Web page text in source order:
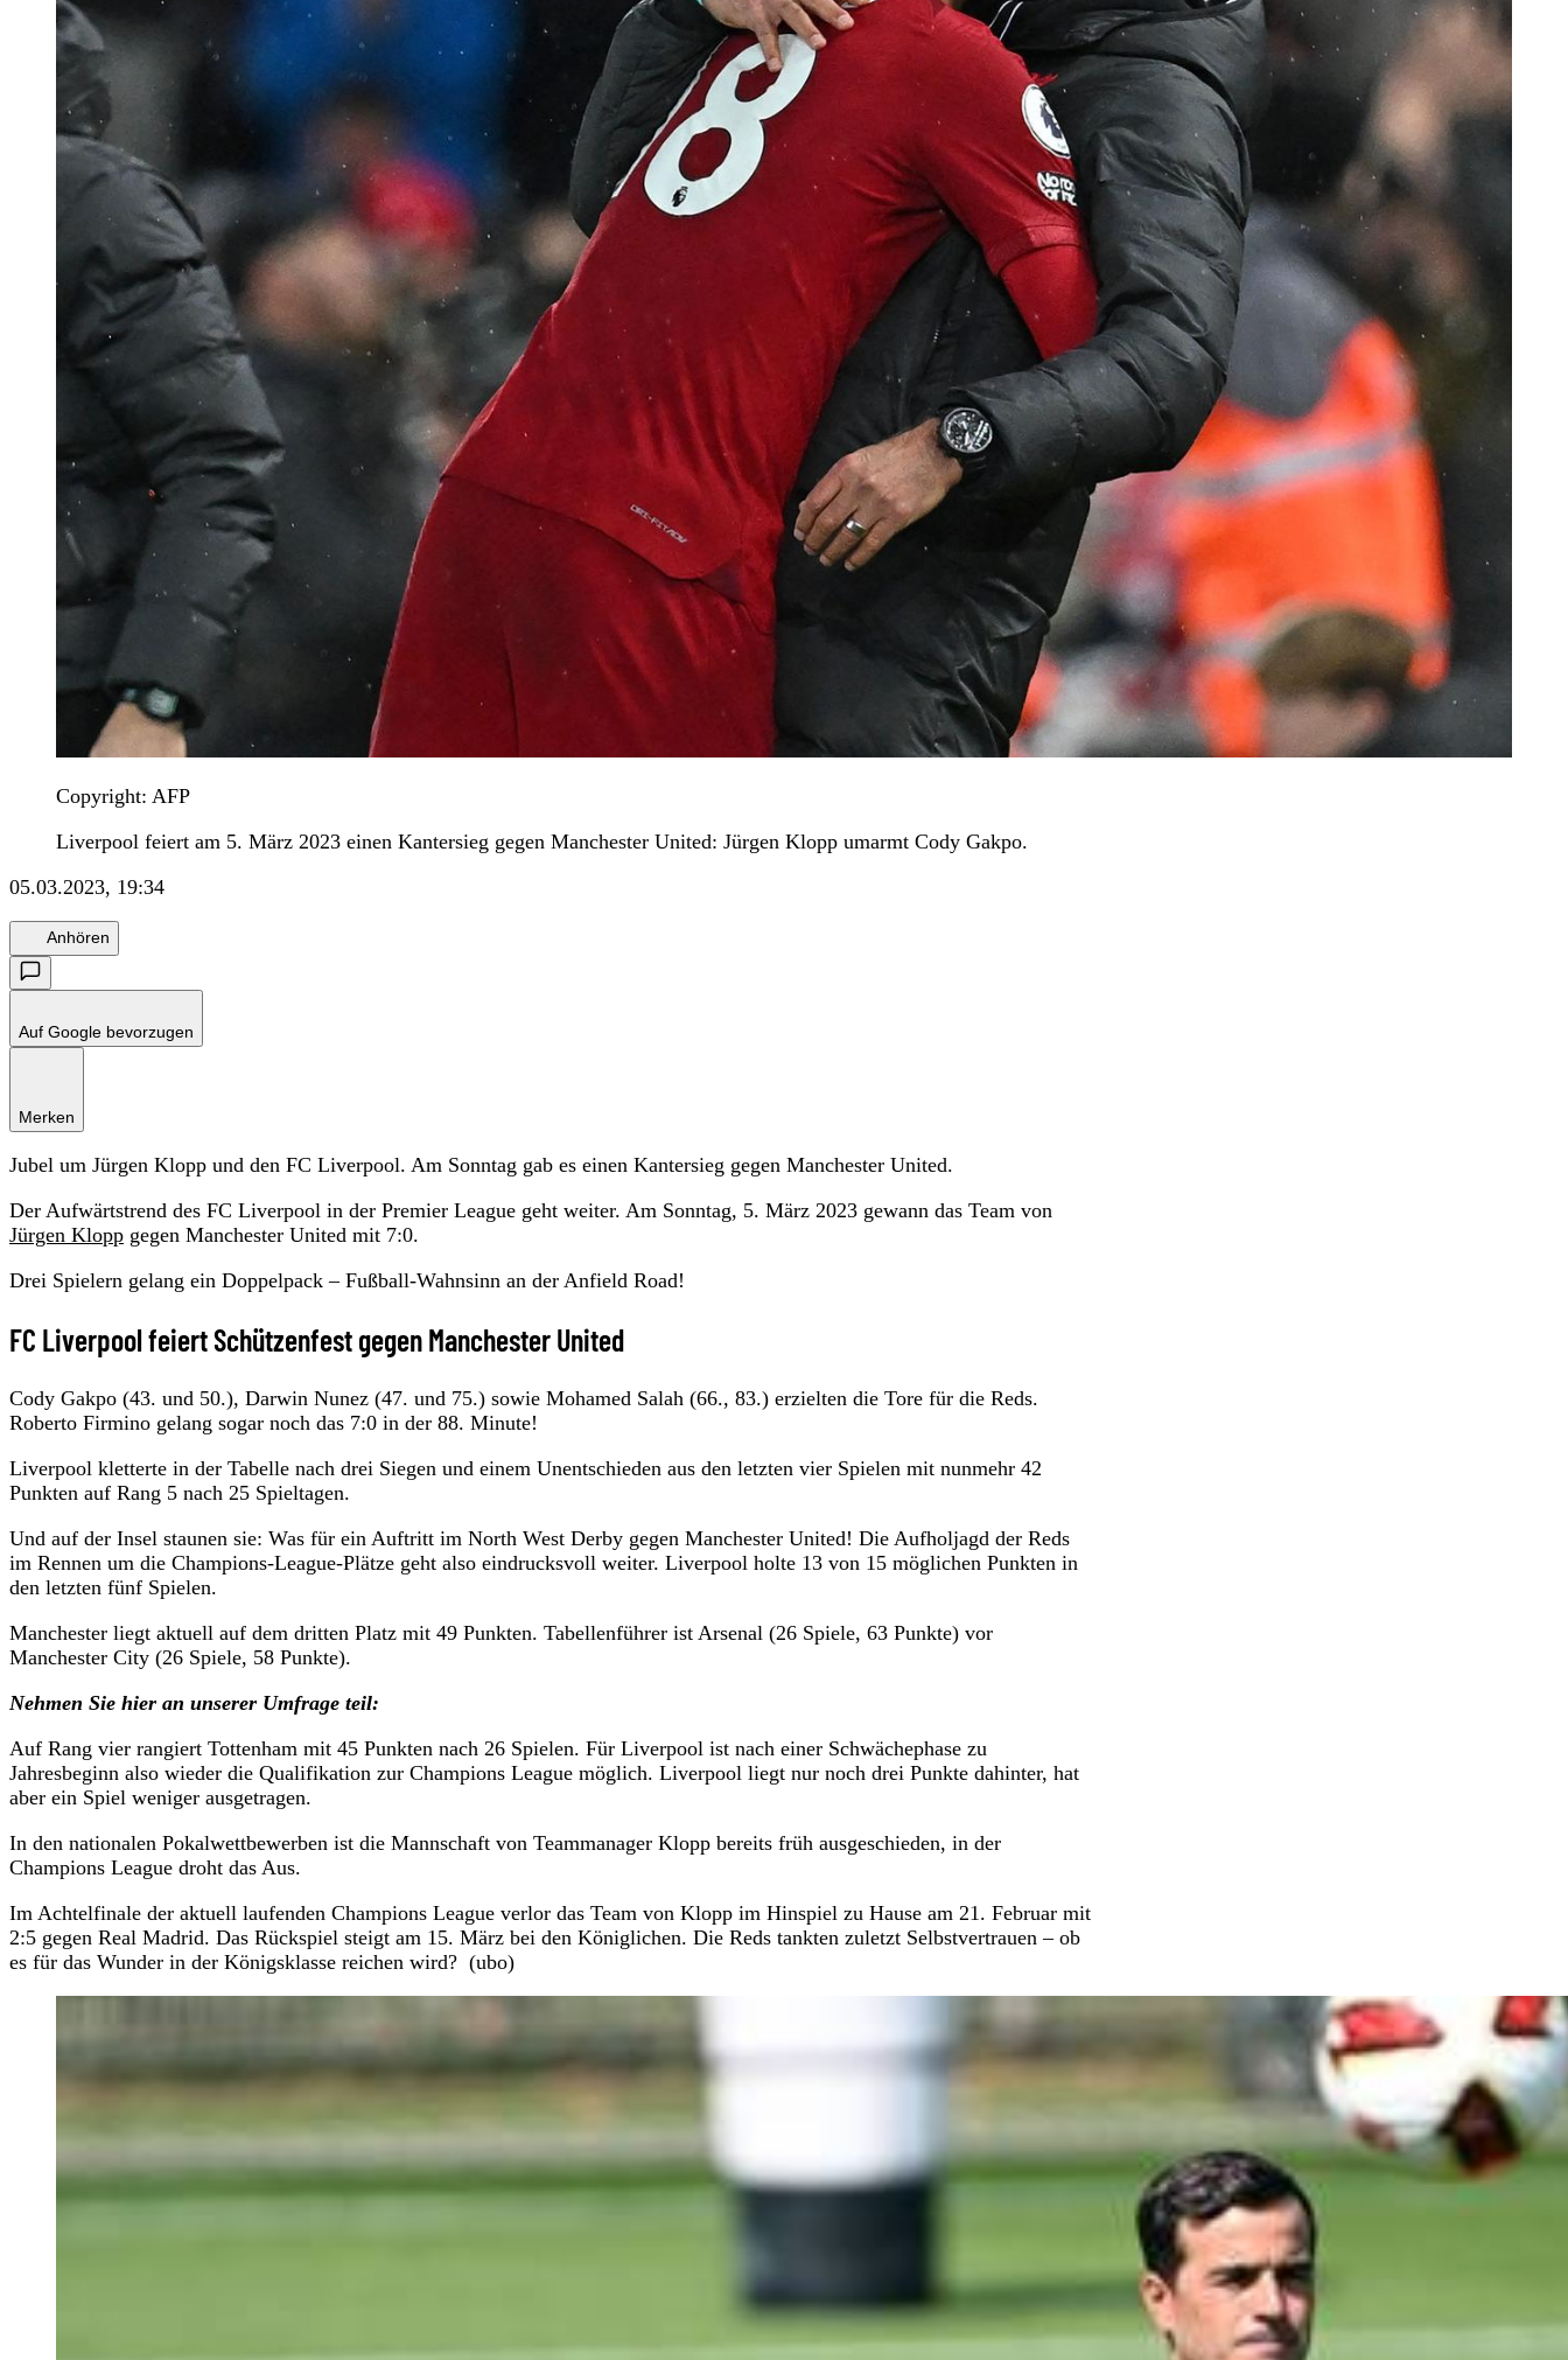
Copyright: AFP
Liverpool feiert am 5. März 2023 einen Kantersieg gegen Manchester United: Jürgen Klopp umarmt Cody Gakpo.
05.03.2023, 19:34
Anhören
Auf Google bevorzugen
Merken
Jubel um Jürgen Klopp und den FC Liverpool. Am Sonntag gab es einen Kantersieg gegen Manchester United.
Der Aufwärtstrend des FC Liverpool in der Premier League geht weiter. Am Sonntag, 5. März 2023 gewann das Team von
Jürgen Klopp gegen Manchester United mit 7:0.
Drei Spielern gelang ein Doppelpack – Fußball-Wahnsinn an der Anfield Road!
FC Liverpool feiert Schützenfest gegen Manchester United
Cody Gakpo (43. und 50.), Darwin Nunez (47. und 75.) sowie Mohamed Salah (66., 83.) erzielten die Tore für die Reds.
Roberto Firmino gelang sogar noch das 7:0 in der 88. Minute!
Liverpool kletterte in der Tabelle nach drei Siegen und einem Unentschieden aus den letzten vier Spielen mit nunmehr 42
Punkten auf Rang 5 nach 25 Spieltagen.
Und auf der Insel staunen sie: Was für ein Auftritt im North West Derby gegen Manchester United! Die Aufholjagd der Reds
im Rennen um die Champions-League-Plätze geht also eindrucksvoll weiter. Liverpool holte 13 von 15 möglichen Punkten in
den letzten fünf Spielen.
Manchester liegt aktuell auf dem dritten Platz mit 49 Punkten. Tabellenführer ist Arsenal (26 Spiele, 63 Punkte) vor
Manchester City (26 Spiele, 58 Punkte).
Nehmen Sie hier an unserer Umfrage teil:
Auf Rang vier rangiert Tottenham mit 45 Punkten nach 26 Spielen. Für Liverpool ist nach einer Schwächephase zu
Jahresbeginn also wieder die Qualifikation zur Champions League möglich. Liverpool liegt nur noch drei Punkte dahinter, hat
aber ein Spiel weniger ausgetragen.
In den nationalen Pokalwettbewerben ist die Mannschaft von Teammanager Klopp bereits früh ausgeschieden, in der
Champions League droht das Aus.
Im Achtelfinale der aktuell laufenden Champions League verlor das Team von Klopp im Hinspiel zu Hause am 21. Februar mit
2:5 gegen Real Madrid. Das Rückspiel steigt am 15. März bei den Königlichen. Die Reds tankten zuletzt Selbstvertrauen – ob
es für das Wunder in der Königsklasse reichen wird? (ubo)